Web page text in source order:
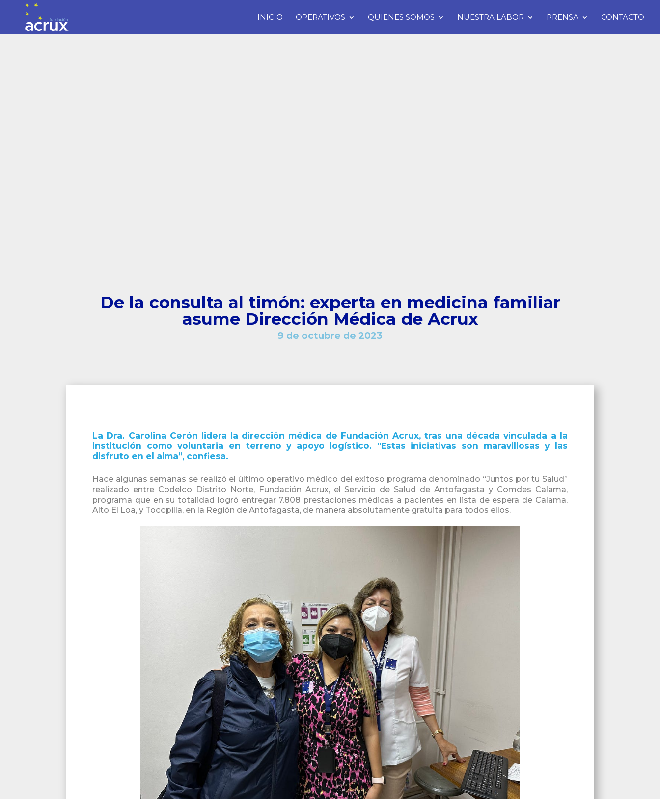
INICIO OPERATIVOS QUIENES SOMOS NUESTRA LABOR PRENSA CONTACTO
De la consulta al timón: experta en medicina familiar
asume Dirección Médica de Acrux
9 de octubre de 2023
La Dra. Carolina Cerón lidera la dirección médica de Fundación Acrux, tras una década vinculada a la
institución como voluntaria en terreno y apoyo logístico. “Estas iniciativas son maravillosas y las
disfruto en el alma”, confiesa.
Hace algunas semanas se realizó el último operativo médico del exitoso programa denominado “Juntos por tu Salud”
realizado entre Codelco Distrito Norte, Fundación Acrux, el Servicio de Salud de Antofagasta y Comdes Calama,
programa que en su totalidad logró entregar 7.808 prestaciones médicas a pacientes en lista de espera de Calama,
Alto El Loa, y Tocopilla, en la Región de Antofagasta, de manera absolutamente gratuita para todos ellos.